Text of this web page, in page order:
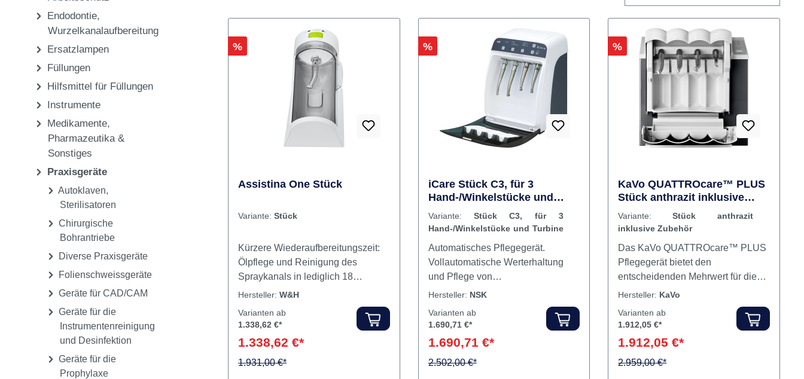
Endodontie,
Wurzelkanalaufbereitung
Ersatzlampen
Füllungen
Hilfsmittel für Füllungen
Instrumente
Medikamente,
Pharmazeutika &
Sonstiges
Praxisgeräte
Autoklaven,
Sterilisatoren
Chirurgische
Bohrantriebe
Diverse Praxisgeräte
Folienschweissgeräte
Geräte für CAD/CAM
Geräte für die
Instrumentenreinigung
und Desinfektion
Geräte für die
Prophylaxe
Rabatt
%
Assistina One Stück
Variante: Stück
Kürzere Wiederaufbereitungszeit:
Ölpflege und Reinigung des
Spraykanals in lediglich 18
Sekunden Das ist halb so lange
wie bei der Assistina 301plus Quick
Connect by W&H: Das innovative
beschleunigt und vereinfacht den
Wechsel zwischen verschiedenen
Hersteller: W&H
Varianten ab
1.338,62 €*
1.338,62 €*
1.931,00 €*
Rabatt
%
iCare Stück C3, für 3
Hand-/Winkelstücke und
Turbine
Variante: Stück C3, für 3
Hand-/Winkelstücke und Turbine
Automatisches Pflegegerät.
Vollautomatische Werterhaltung
und Pflege von
Hand-/Winkelstücken und
Turbinen.Für bis zu 4 Instrumente
gleichzeitigÖlschmierung unter
RotationInklusive Spannzangen-
Reinigungsfunktion Inhalt
Pflegegerät
Hersteller: NSK
Varianten ab
1.690,71 €*
1.690,71 €*
2.502,00 €*
Rabatt
%
KaVo QUATTROcare™ PLUS
Stück anthrazit inklusive
Zubehör
Variante:Stück anthrazit
inklusive Zubehör
Das KaVo QUATTROcare™ PLUS
Pflegegerät bietet den
entscheidenden Mehrwert für die
Werterhaltung und Lebensdauer
der Instrumente und Turbinen.
Automatischer schneller
Pflegezyklus Separates Programm
zur Spannzangen-Pflege Günstiger
Anschaffungspreis, geringer
Hersteller: KaVo
Varianten ab
1.912,05 €*
1.912,05 €*
2.959,00 €*